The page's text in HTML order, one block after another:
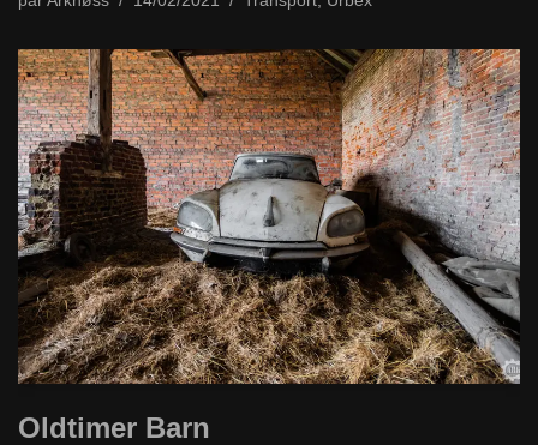
Oldtimer Barn